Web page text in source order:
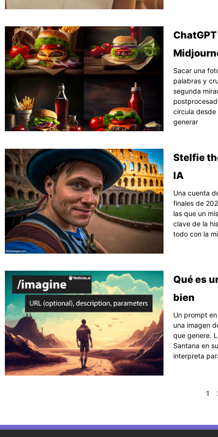
Sacar una
palabras y
segunda
circula desde
generar
Stelfie
IA
Una cuenta
finales de
las que un
clave de la
todo con la
Qué es
bien
Un prompt
una imagen
que genere.
Santana en
interpreta
1